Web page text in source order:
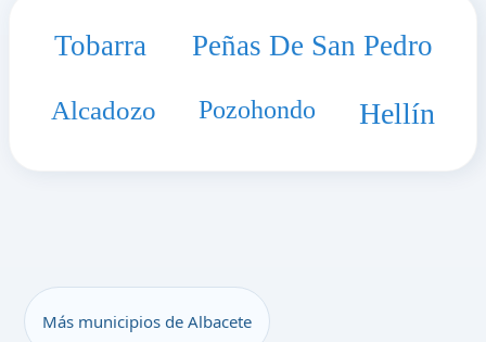
Tobarra Peñas De San Pedro
Alcadozo Pozohondo Hellín
Más municipios de Albacete